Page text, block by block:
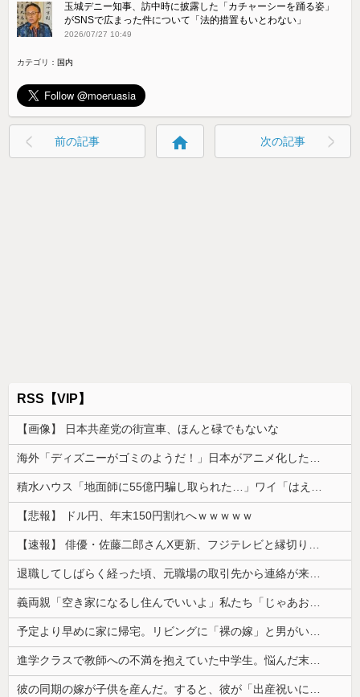
玉城デニー知事、訪中時に披露した「カチャーシーを踊る姿」
がSNSで広まった件について「法的措置もいとわない」
2026/07/27 10:49
カテゴリ： 国内
前の記事 home 次の記事
RSS【VIP】
【画像】 日本共産党の街宣車、ほんと碌でもないな
海外「ディズニーがゴミのようだ！」日本がアニメ化した米人気SF作品に絶賛の声が殺到中
積水ハウス「地面師に55億円騙し取られた…」ワイ「はえーかわいそう…会社滅茶苦茶やろなぁ」
【悲報】 ドル円、年末150円割れへｗｗｗｗｗ
【速報】 俳優・佐藤二郎さんX更新、フジテレビと縁切り宣言「僕のところは全てカットしてほしい、僕は心から、もうフジとは関わりたくないです」
退職してしばらく経った頃、元職場の取引先から連絡が来た。話を聞くと納得できない内容で…
義両親「空き家になるし住んでいいよ」私たち「じゃあお言葉に甘えて…」→引っ越した途端、予想外の出来事が待っていて…
予定より早めに家に帰宅。リビングに「裸の嫁」と男がいた。まさかの不倫現場に遭遇...
進学クラスで教師への不満を抱えていた中学生。悩んだ末に取った行動が大人にも響くもので…
彼の同期の嫁が子供を産んだ。すると、彼が「出産祝いに人生ゲームをあげるんだ！」と話してきて...